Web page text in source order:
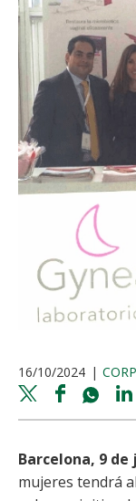
16/10/2024
Twitter
share
Facebook
share
Barcelona, 9 de
mujeres tendrá